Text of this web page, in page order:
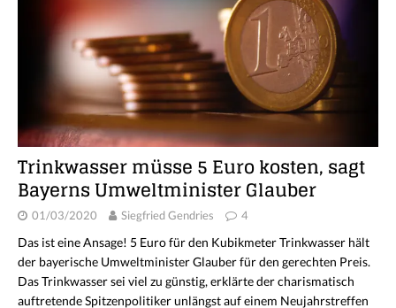
Trinkwasser müsse 5 Euro kosten, sagt
Bayerns Umweltminister Glauber
01/03/2020 Siegfried Gendries 4
Das ist eine Ansage! 5 Euro für den Kubikmeter Trinkwasser hält
der bayerische Umweltminister Glauber für den gerechten Preis.
Das Trinkwasser sei viel zu günstig, erklärte der charismatisch
auftretende Spitzenpolitiker unlängst auf einem Neujahrstreffen